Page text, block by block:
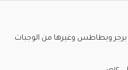
وبطاطس وغيرها من الوجبات